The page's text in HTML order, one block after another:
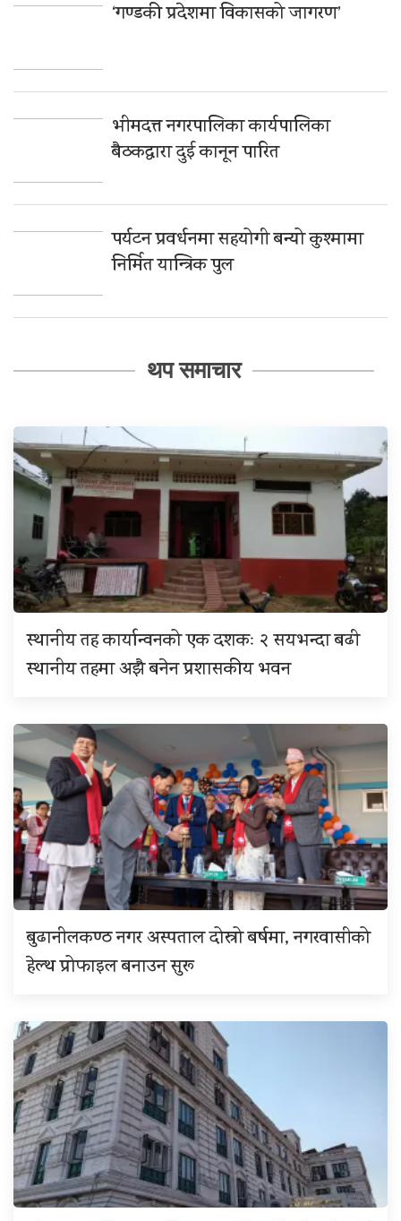
‘गण्डकी प्रदेशमा विकासको जागरण’
भीमदत्त नगरपालिका कार्यपालिका
बैठकद्वारा दुई कानून पारित
पर्यटन प्रवर्धनमा सहयोगी बन्यो कुश्मामा
निर्मित यान्त्रिक पुल
थप समाचार
स्थानीय तह कार्यान्वनको एक दशकः २ सयभन्दा बढी
स्थानीय तहमा अझै बनेन प्रशासकीय भवन
बुढानीलकण्ठ नगर अस्पताल दोस्रो बर्षमा, नगरवासीको
हेल्थ प्रोफाइल बनाउन सुरू